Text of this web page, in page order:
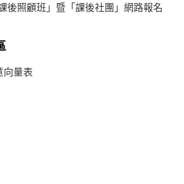
後照顧班」暨「課後社團」網路報名
向量表